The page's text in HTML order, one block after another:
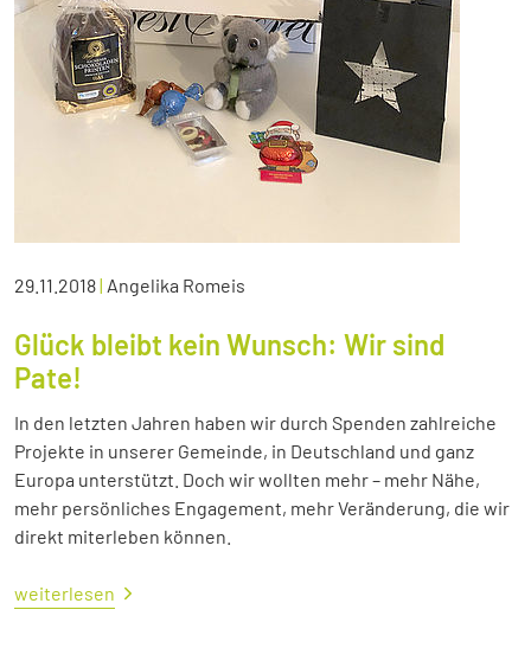
29.11.2018| Angelika Romeis
Glück bleibt kein Wunsch: Wir sind
Pate!
In den letzten Jahren haben wir durch Spenden zahlreiche
Projekte in unserer Gemeinde, in Deutschland und ganz
Europa unterstützt. Doch wir wollten mehr – mehr Nähe,
mehr persönliches Engagement, mehr Veränderung, die wir
direkt miterleben können.
weiterlesen